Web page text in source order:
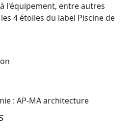
l'équipement, entre autres
4 étoiles du label Piscine de
: AP-MA architecture